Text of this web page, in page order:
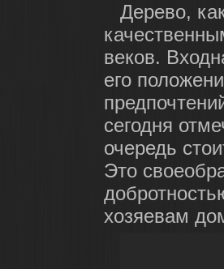
Дерево,
веков.
его
сегодня
очередь
Это
хозяевам